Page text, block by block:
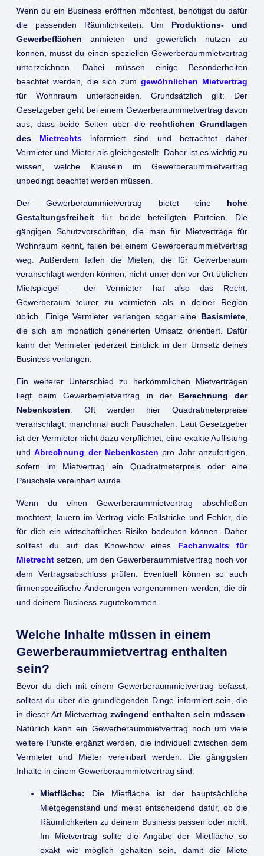
Wenn du ein Business eröffnen möchtest, benötigst du dafür
die passenden Räumlichkeiten. Um Produktions- und
Gewerbeflächen anmieten und gewerblich nutzen zu
können, musst du einen speziellen Gewerberaummietvertrag
unterzeichnen. Dabei müssen einige Besonderheiten
beachtet werden, die sich zumgewöhnlichen Mietvertrag
für Wohnraum unterscheiden. Grundsätzlich gilt: Der
Gesetzgeber geht bei einem Gewerberaummietvertrag davon
aus, dass beide Seiten über die rechtlichen Grundlagen
des Mietrechts informiert sind und betrachtet daher
Vermieter und Mieter als gleichgestellt. Daher ist es wichtig zu
wissen, welche Klauseln im Gewerberaummietvertrag
unbedingt beachtet werden müssen.
Der Gewerberaummietvertrag bietet eine hohe
Gestaltungsfreiheit für beide beteiligten Parteien. Die
gängigen Schutzvorschriften, die man für Mietverträge für
Wohnraum kennt, fallen bei einem Gewerberaummietvertrag
weg. Außerdem fallen die Mieten, die für Gewerberaum
veranschlagt werden können, nicht unter den vor Ort üblichen
Mietspiegel – der Vermieter hat also das Recht,
Gewerberaum teurer zu vermieten als in deiner Region
üblich. Einige Vermieter verlangen sogar eine Basismiete
die sich am monatlich generierten Umsatz orientiert. Dafür
kann der Vermieter jederzeit Einblick in den Umsatz deines
Business verlangen.
Ein weiterer Unterschied zu herkömmlichen Mietverträgen
liegt beim Gewerbemietvertrag in der Berechnung der
Nebenkosten . Oft werden hier Quadratmeterpreise
veranschlagt, manchmal auch Pauschalen. Laut Gesetzgeber
ist der Vermieter nicht dazu verpflichtet, eine exakte Auflistung
undAbrechnung der Nebenkosten pro Jahr anzufertigen,
sofern im Mietvertrag ein Quadratmeterpreis oder eine
Pauschale vereinbart wurde.
Wenn du einen Gewerberaummietvertrag abschließen
möchtest, lauern im Vertrag viele Fallstricke und Fehler, die
für dich ein wirtschaftliches Risiko bedeuten können. Daher
solltest du auf das Know-how eines Fachanwalts für
Mietrecht setzen, um den Gewerberaummietvertrag noch vor
dem Vertragsabschluss prüfen. Eventuell können so auch
firmenspezifische Änderungen vorgenommen werden, die dir
und deinem Business zugutekommen.
Welche Inhalte müssen in einem
Gewerberaummietvertrag enthalten
sein?
Bevor du dich mit einem Gewerberaummietvertrag befasst,
solltest du über die grundlegenden Dinge informiert sein, die
in dieser Art Mietvertrag zwingend enthalten sein müssen
Natürlich kann ein Gewerberaummietvertrag noch um viele
weitere Punkte ergänzt werden, die individuell zwischen dem
Vermieter und Mieter vereinbart werden. Die gängigsten
Inhalte in einem Gewerberaummietvertrag sind:
Mietfläche: Die Mietfläche ist der hauptsächliche
Mietgegenstand und meist entscheidend dafür, ob die
Räumlichkeiten zu deinem Business passen oder nicht.
Im Mietvertrag sollte die Angabe der Mietfläche so
exakt wie möglich gehalten sein, damit die Miete